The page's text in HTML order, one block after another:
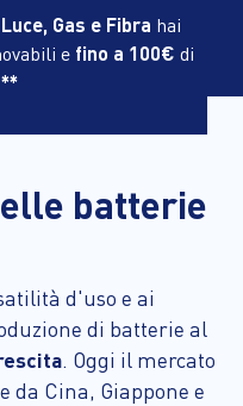
Gas e Fibra hai
e fino a 100€ di
**
batterie
d'uso e ai
di batterie al
. Oggi il mercato
da Cina, Giappone e